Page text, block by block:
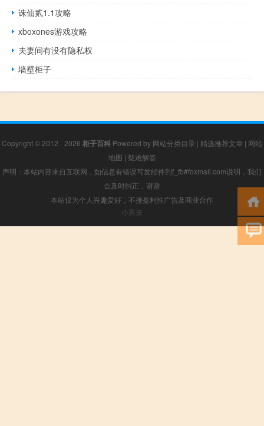
诛仙贰1.1攻略
xboxones游戏攻略
夫妻间有没有隐私权
墙壁柜子
Copyright © 2012 - 2026 柜子百科 Powered by 网站分类目录 | 精选推荐文章 | 网站
地图 | 疑难解答
声明：本站内容来自互联网，如信息有错误可发邮件到f_fb#foxmail.com说明，我们
会及时纠正，谢谢
本站仅为个人兴趣爱好，不接盈利性广告及商业合作
小男孩